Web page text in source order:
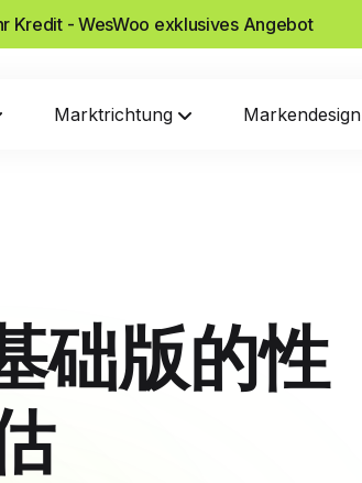
Kredit - WesWoo exklusives Angebot
Marktrichtung Markendesign
础版的性